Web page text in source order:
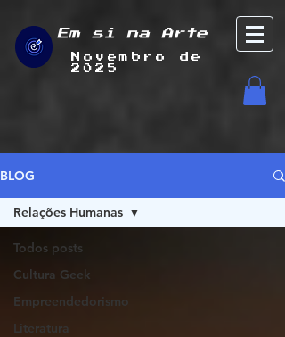
Em si na Arte
Novembro de
2025
BLOG
Todos posts
Cultura Geek
Empreendedorismo
Literatura
Relações Humanas